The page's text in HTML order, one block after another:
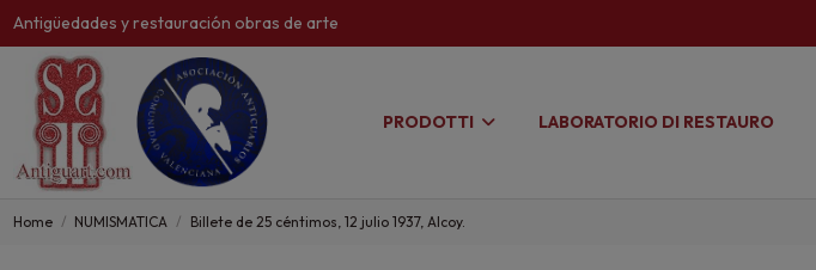
Antigüedades y restauración obras de arte
PRODOTTI LABORATORIO DI RESTAURO
Home NUMISMATICA Billete de 25 céntimos, 12 julio 1937, Alcoy.